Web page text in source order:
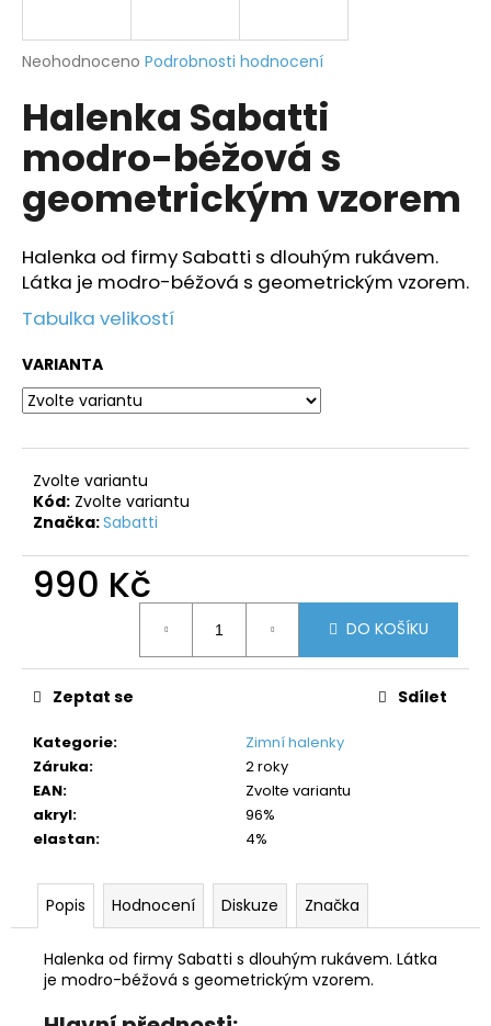
Průměrné
produktu
je
5
hvězdiček.
Neohodnoceno Podrobnosti hodnocení
Halenka Sabatti
modro-béžová s
geometrickým vzorem
Halenka od firmy Sabatti s dlouhým rukávem.
Látka je modro-béžová s geometrickým vzorem.
Tabulka velikostí
VARIANTA
Zvolte variantu
Kód: Zvolte variantu
Značka:Sabatti
990 Kč
DO KOŠÍKU
Kategorie:
Zimní halenky
Záruka:
2 roky
EAN:
Zvolte variantu
akryl:
96%
elastan: 4%
Zeptat se Sdílet
Popis Hodnocení Diskuze Značka
Halenka od firmy Sabatti s dlouhým rukávem. Látka
je modro-béžová s geometrickým vzorem.
j
t
?
HLEDAT
o
p
o
r
u
č
u
m